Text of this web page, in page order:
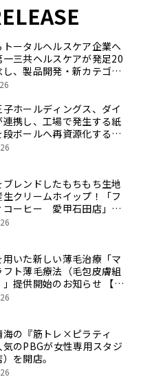
トータルヘルスケア企業へ
一三共ヘルスケアが発足20
、製品開発・新カテゴリ
旧社統合時のエピソード
ホールディングス、ダイ
連携し、工場で発生する紙
ボールへ再資源化する実
ブレンドしたもちもち生地
クリームホイップ！「フ
コーヒー 愛甲石田店」に
日（月）からクレープ販
用いた新しい薄毛治療「マ
フト薄毛療法（毛包皮膚組
提供開始のお知らせ 【医
青真会 青山エルクリニ
海の『筋トレ×ピラティ
気のPBGが女性専用スタジ
を開店。